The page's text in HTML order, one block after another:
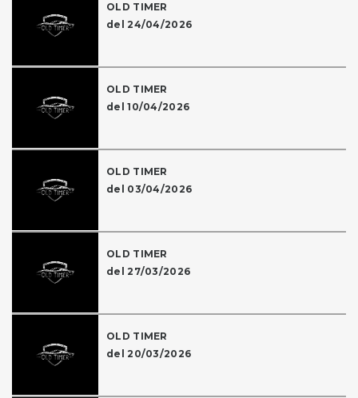
OLD TIMER
del 24/04/2026
OLD TIMER
del 10/04/2026
OLD TIMER
del 03/04/2026
OLD TIMER
del 27/03/2026
OLD TIMER
del 20/03/2026